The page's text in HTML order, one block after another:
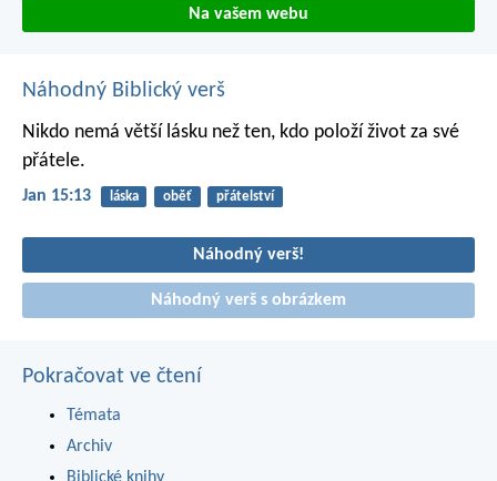
Na vašem webu
Náhodný Biblický verš
Nikdo nemá větší lásku než ten, kdo položí život za své
přátele.
Jan 15:13 láska oběť přátelství
Náhodný verš!
Náhodný verš s obrázkem
Pokračovat ve čtení
Témata
Archiv